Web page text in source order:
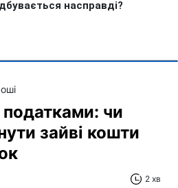
чи
зайві кошти
2 хв